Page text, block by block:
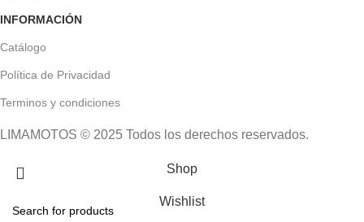
INFORMACIÓN
Catálogo
Política de Privacidad
Terminos y condiciones
LIMAMOTOS © 2025 Todos los derechos reservados.
Shop
Wishlist